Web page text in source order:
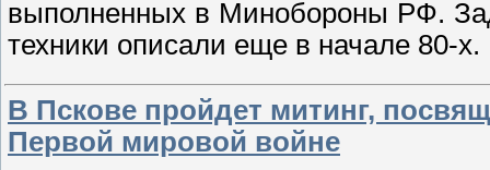
выполненных в Минобороны РФ.
техники описали еще в начале 80-
В Пскове пройдет митинг,
Первой мировой войне